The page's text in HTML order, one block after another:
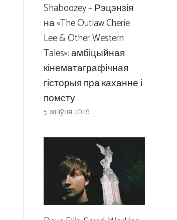
Shaboozey – Рэцэнзія
на «The Outlaw Cherie
Lee & Other Western
Tales»: амбіцыйная
кінематаграфічная
гісторыя пра каханне і
помсту
5 жніўня 2026